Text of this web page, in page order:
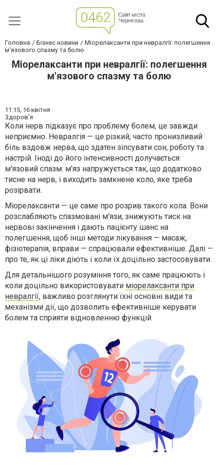
Головна Бізнес новини
Міорелаксанти при невралгії: полегшення
м'язового спазму та болю
Міорелаксанти при невралгії: полегшення
м'язового спазму та болю
11:15, 16 квітня
Здоров'я
Коли нерв підказує про проблему болем, це завжди
неприємно. Невралгія — це різкий, часто пронизливий
біль вздовж нерва, що здатен зіпсувати сон, роботу та
настрій. Іноді до його інтенсивності долучається
м'язовий спазм: м'яз напружується так, що додатково
тисне на нерв, і виходить замкнене коло, яке треба
розірвати.
Міорелаксанти — це саме про розрив такого кола. Вони
розслабляють спазмовані м'язи, знижують тиск на
нервові закінчення і дають пацієнту шанс на
полегшення, щоб інші методи лікування — масаж,
фізіотерапія, вправи — спрацювали ефективніше. Далі —
про те, як ці ліки діють і коли їх доцільно застосовувати.
Для детальнішого розуміння того, як саме працюють і
коли доцільно використовувати міорелаксанти при
невралгії, важливо розглянути їхні основні види та
механізми дії, що дозволить ефективніше керувати
болем та сприяти відновленню функцій.